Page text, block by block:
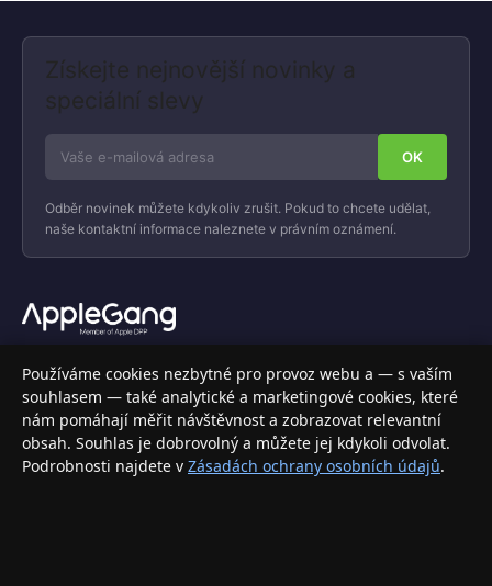
Získejte nejnovější novinky a
speciální slevy
Odběr novinek můžete kdykoliv zrušit. Pokud to chcete udělat,
naše kontaktní informace naleznete v právním oznámení.
Váš specializovaný obchod s Apple produkty, příslušenstvím a
elektronikou. Nakupujte bezpečně a s jistotou.
INFORMACE
Doprava a doručení
Používáme cookies nezbytné pro provoz webu a — s vaším
souhlasem — také analytické a marketingové cookies, které
nám pomáhají měřit návštěvnost a zobrazovat relevantní
obsah. Souhlas je dobrovolný a můžete jej kdykoli odvolat.
Podrobnosti najdete v Zásadách ochrany osobních údajů.